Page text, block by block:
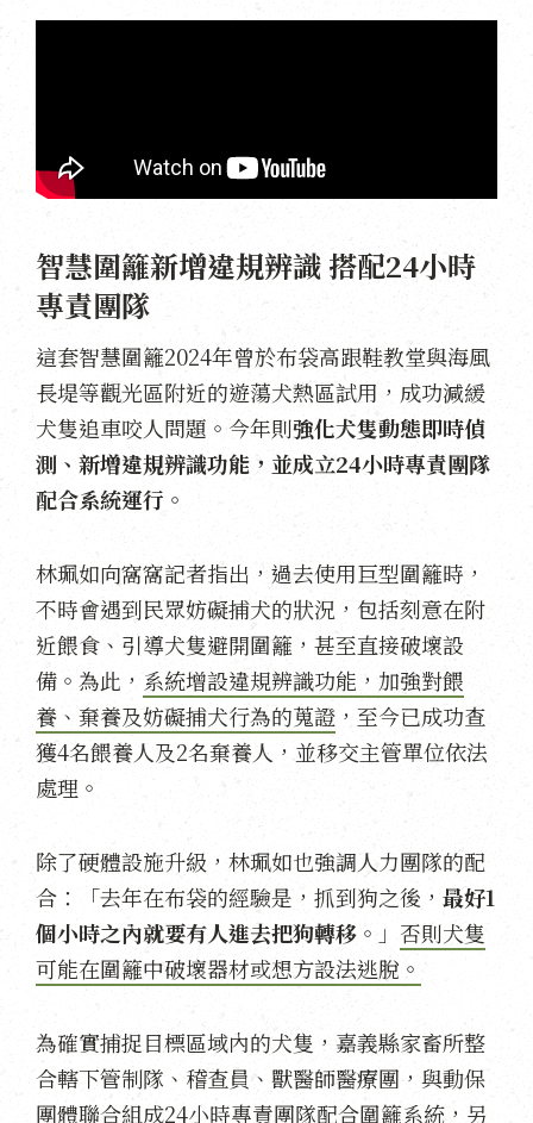
智慧圍籬新增違規辨識 搭配24小時
專責團隊
這套智慧圍籬2024年曾於布袋高跟鞋教堂與海風
長堤等觀光區附近的遊蕩犬熱區試用，成功減緩
犬隻追車咬人問題。今年則強化犬隻動態即時偵
測、新增違規辨識功能，並成立24小時專責團隊
配合系統運行。
林珮如向窩窩記者指出，過去使用巨型圍籬時，
不時會遇到民眾妨礙捕犬的狀況，包括刻意在附
近餵食、引導犬隻避開圍籬，甚至直接破壞設
備。為此， 系統增設違規辨識功能，加強對餵
養、棄養及妨礙捕犬行為的蒐證 ，至今已成功查
獲4名餵養人及2名棄養人，並移交主管單位依法
處理。
除了硬體設施升級，林珮如也強調人力團隊的配
合：「去年在布袋的經驗是，抓到狗之後， 最好1
個小時之內就要有人進去把狗轉移 。」 否則犬隻
可能在圍籬中破壞器材或想方設法逃脫。
為確實捕捉目標區域內的犬隻，嘉義縣家畜所整
合轄下管制隊、稽查員、獸醫師醫療團，與動保
團體聯合組成24小時專責團隊配合圍籬系統，另